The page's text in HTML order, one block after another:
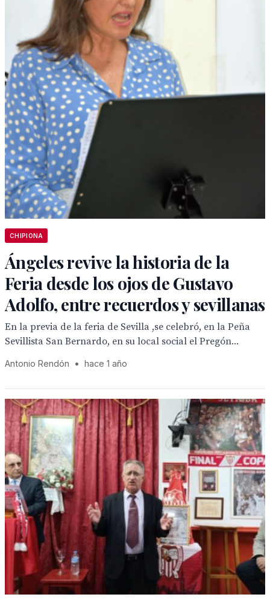
CHIPIONA
Ángeles revive la historia de la
Feria desde los ojos de Gustavo
Adolfo, entre recuerdos y sevillanas
En la previa de la feria de Sevilla ,se celebró, en la Peña
Sevillista San Bernardo, en su local social el Pregón...
Antonio Rendón • hace 1 año